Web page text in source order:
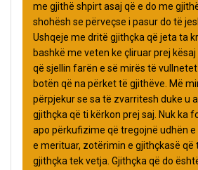
me gjithë shpirt asaj që e do me
shohësh se përveçse i pasur do të
Ushqeje me dritë gjithçka që jeta ta
bashkë me veten ke çliruar prej
që sjellin farën e së mirës të
botën që na përket të gjithëve. Më
përpjekur se sa të zvarritesh duke u
gjithçka që ti kërkon prej saj. Nuk ka
apo përkufizime që tregojnë udhën
e merituar, zotërimin e gjithçkasë që
gjithçka tek vetja. Gjithçka që do